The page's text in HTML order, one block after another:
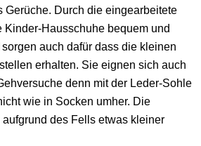
Gerüche. Durch die eingearbeitete
Kinder-Hausschuhe bequem und
auch dafür dass die kleinen
erhalten. Sie eignen sich auch
denn mit der Leder-Sohle
wie in Socken umher. Die
des Fells etwas kleiner